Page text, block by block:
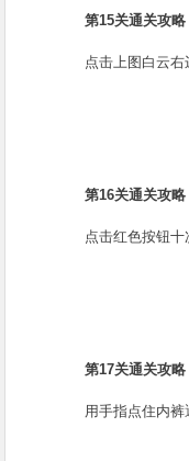
第15关通关攻略
点击上图白云右边
第16关通关攻略
点击红色按钮十
第17关通关攻略
用手指点住内裤